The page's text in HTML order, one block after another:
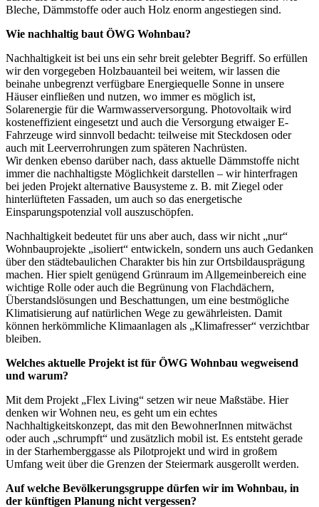
Bleche, Dämmstoffe oder auch Holz enorm angestiegen sind.
Wie nachhaltig baut ÖWG Wohnbau?
Nachhaltigkeit ist bei uns ein sehr breit gelebter Begriff. So erfüllen
wir den vorgegeben Holzbauanteil bei weitem, wir lassen die
beinahe unbegrenzt verfügbare Energiequelle Sonne in unsere
Häuser einfließen und nutzen, wo immer es möglich ist,
Solarenergie für die Warmwasserversorgung. Photovoltaik wird
kosteneffizient eingesetzt und auch die Versorgung etwaiger E-
Fahrzeuge wird sinnvoll bedacht: teilweise mit Steckdosen oder
auch mit Leerverrohrungen zum späteren Nachrüsten.
Wir denken ebenso darüber nach, dass aktuelle Dämmstoffe nicht
immer die nachhaltigste Möglichkeit darstellen – wir hinterfragen
bei jeden Projekt alternative Bausysteme z. B. mit Ziegel oder
hinterlüfteten Fassaden, um auch so das energetische
Einsparungspotenzial voll auszuschöpfen.
Nachhaltigkeit bedeutet für uns aber auch, dass wir nicht „nur“
Wohnbauprojekte „isoliert“ entwickeln, sondern uns auch Gedanken
über den städtebaulichen Charakter bis hin zur Ortsbildausprägung
machen. Hier spielt genügend Grünraum im Allgemeinbereich eine
wichtige Rolle oder auch die Begrünung von Flachdächern,
Überstandslösungen und Beschattungen, um eine bestmögliche
Klimatisierung auf natürlichen Wege zu gewährleisten. Damit
können herkömmliche Klimaanlagen als „Klimafresser“ verzichtbar
bleiben.
Welches aktuelle Projekt ist für ÖWG Wohnbau wegweisend
und warum?
Mit dem Projekt „Flex Living“ setzen wir neue Maßstäbe. Hier
denken wir Wohnen neu, es geht um ein echtes
Nachhaltigkeitskonzept, das mit den BewohnerInnen mitwächst
oder auch „schrumpft“ und zusätzlich mobil ist. Es entsteht gerade
in der Starhemberggasse als Pilotprojekt und wird in großem
Umfang weit über die Grenzen der Steiermark ausgerollt werden.
Auf welche Bevölkerungsgruppe dürfen wir im Wohnbau, in
der künftigen Planung nicht vergessen?